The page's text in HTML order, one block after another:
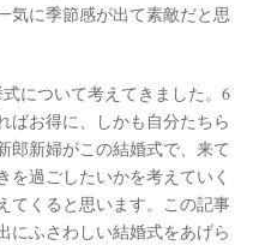
気に季節感が出て素敵だと思
について考えてきました。6
ばお得に、しかも自分たちら
郎新婦がこの結婚式で、来て
を過ごしたいかを考えていく
てくると思います。この記事
にふさわしい結婚式をあげら